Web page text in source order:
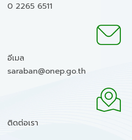
0 2265 6511
อีเมล
saraban@onep.go.th
ติดต่อเรา